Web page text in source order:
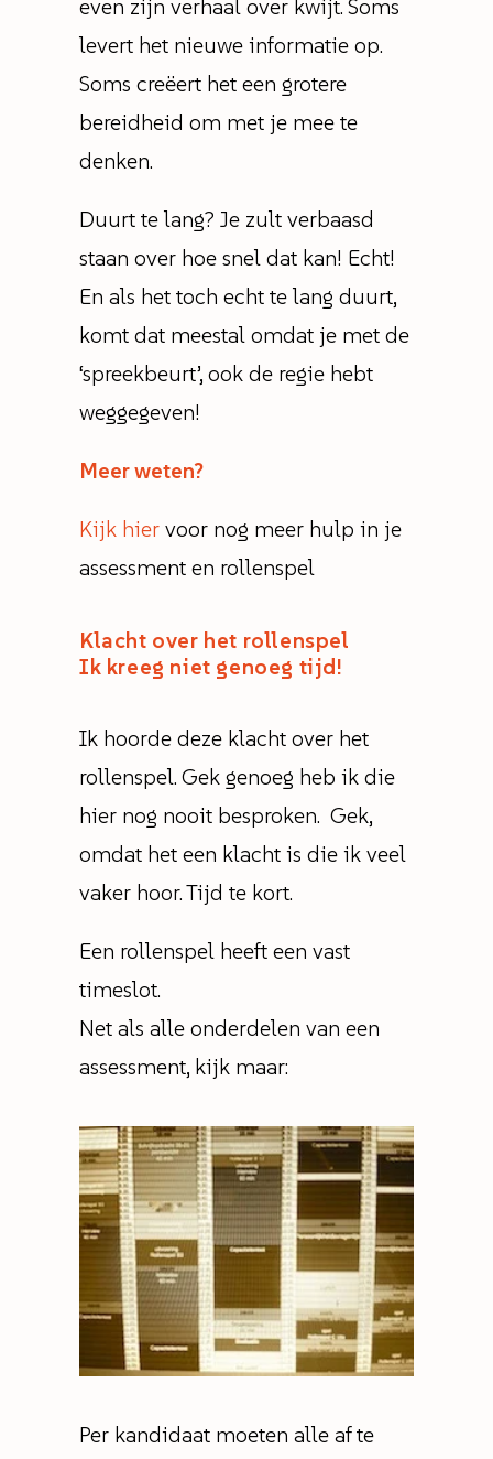
even zijn verhaal over kwijt. Soms
levert het nieuwe informatie op.
Soms creëert het een grotere
bereidheid om met je mee te
denken.
Duurt te lang? Je zult verbaasd
staan over hoe snel dat kan! Echt!
En als het toch echt te lang duurt,
komt dat meestal omdat je met de
‘spreekbeurt’, ook de regie hebt
weggegeven!
Meer weten?
Kijk hiervoor nog meer hulp in je
assessment en rollenspel
Klacht over het rollenspel
Ik kreeg niet genoeg tijd!
Ik hoorde deze klacht over het
rollenspel. Gek genoeg heb ik die
hier nog nooit besproken. Gek,
omdat het een klacht is die ik veel
vaker hoor. Tijd te kort.
Een rollenspel heeft een vast
timeslot.
Net als alle onderdelen van een
assessment, kijk maar:
Per kandidaat moeten alle af te